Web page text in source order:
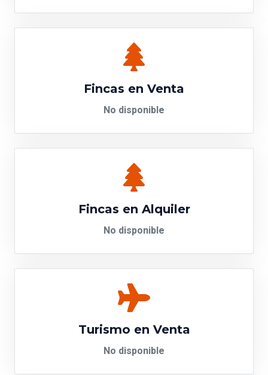
Fincas en Venta
No disponible
Fincas en Alquiler
No disponible
Turismo en Venta
No disponible